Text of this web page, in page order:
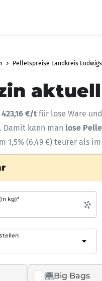
Pelletspreise Landkreis
aktuell
€/t für lose Ware und
Damit kann man lose
1,5% (6,49 €) teurer als
Big Bags
kg)*